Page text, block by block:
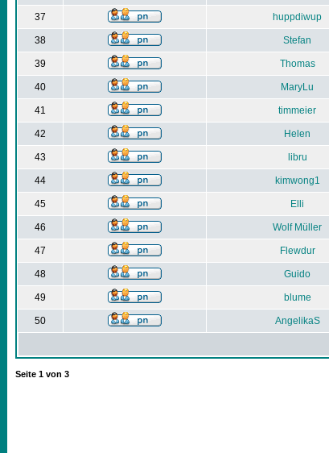
37 huppdiwup
38 Stefan
39 Thomas
40 MaryLu
41 timmeier
42 Helen
43 libru
44 kimwong1
45 Elli
46 Wolf Müller
47 Flewdur
48 Guido
49 blume
50 AngelikaS
Seite 1 von 3